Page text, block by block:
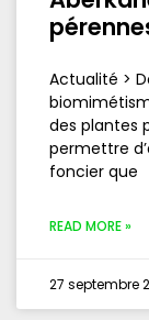
Actualité >
des plantes
permettre
foncier que
READ MORE »
27 septembre